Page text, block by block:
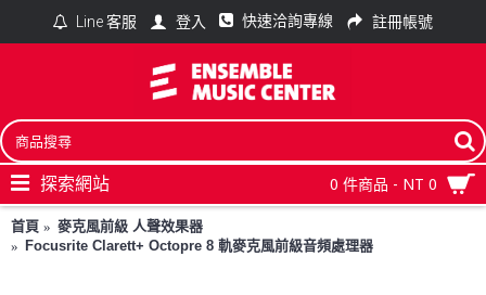
Line 客服 登入 快速洽詢專線 註冊帳號
0 件商品 - NT 0
探索網站
首頁
麥克風前級 人聲效果器
Focusrite Clarett+ Octopre 8 軌麥克風前級音頻處理器